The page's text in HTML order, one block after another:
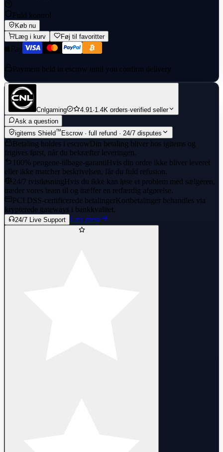
Fuld kontrol
Køb nu
Læg i kurv
Føj til favoritter
Payment held in escrow until you confirm delivery
Cnlgaming 4.91·1.4K orders·verified seller
Ask a question
igitems Shield™ Escrow · full refund · 24/7 disputes
Betaling holdes i escrowDin betaling bliver hos igitems og
frigives først, når du bekræfter leveringen.
100% pengene-tilbage-garantiHvis din ordre ikke bliver leveret
eller ikke matcher beskrivelsen, får du fuld refusion.
24/7 tvistløsningHvis du ikke kan løse et problem med sælgeren,
træder vores team til og træffer en retfærdig afgørelse.
PCI DSS-certificerede betalingerKortbetalinger behandles via
krypterede gateways i bankkvalitet.
24/7 Live Support Læs mere